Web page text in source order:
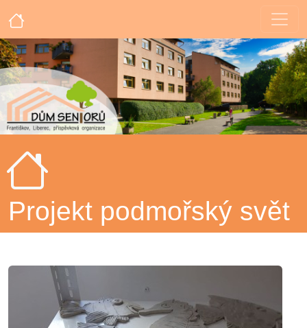
Projekt podmořský svět